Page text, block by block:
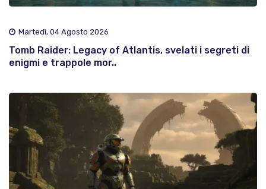
Martedì, 04 Agosto 2026
Tomb Raider: Legacy of Atlantis, svelati i segreti di
enigmi e trappole mor..